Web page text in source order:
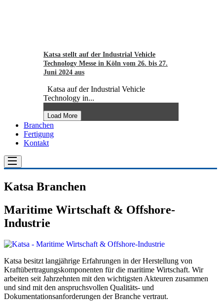
Katsa stellt auf der Industrial Vehicle
Technology Messe in Köln vom 26. bis 27.
Juni 2024 aus
Katsa auf der Industrial Vehicle
Technology in...
Load More
Branchen
Fertigung
Kontakt
Katsa Branchen
Maritime Wirtschaft & Offshore-
Industrie
Katsa besitzt langjährige Erfahrungen in der Herstellung von
Kraftübertragungskomponenten für die maritime Wirtschaft. Wir
arbeiten seit Jahrzehnten mit den wichtigsten Akteuren zusammen
und sind mit den anspruchsvollen Qualitäts- und
Dokumentationsanforderungen der Branche vertraut.